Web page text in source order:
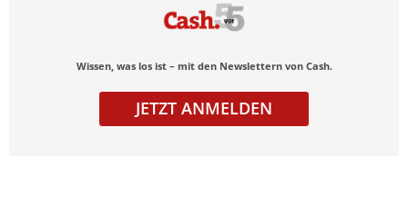
Wissen, was los ist – mit den Newslettern von Cash.
JETZT ANMELDEN